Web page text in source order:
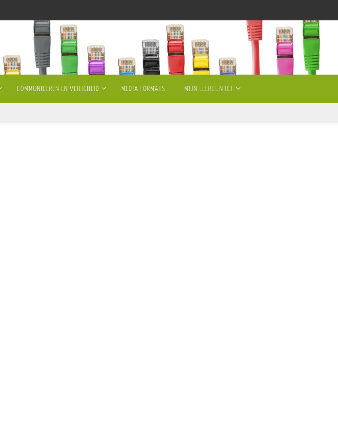
COMMUNICEREN EN VEILIGHEID MEDIA FORMATS MIJN LEERLIJN ICT